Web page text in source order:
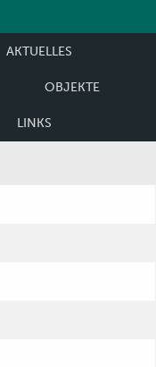
AKTUELLES
OBJEKTE
LINKS